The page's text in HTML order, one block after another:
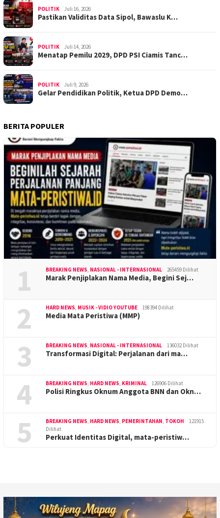
POLITIK Juli 16, 2026
Pastikan Validitas Data Sipol, Bawaslu K…
POLITIK Juli 14, 2026
Menatap Pemilu 2029, DPD PSI Ciamis Tanc…
POLITIK Juli 9, 2026
Gelar Pendidikan Politik, Ketua DPD Demo…
BERITA POPULER
1 BREAKING NEWS, NASIONAL - INTERNASIONAL 265459 Dilihat
Marak Penjiplakan Nama Media, Begini Sej…
2 HARD NEWS, MUSIK - VIDIO YOUTUBE 198394 Dilihat
Media Mata Peristiwa (MMP)
3 BREAKING NEWS, NASIONAL - INTERNASIONAL 136032 Dilihat
Transformasi Digital: Perjalanan dari ma…
4 BREAKING NEWS, HARD NEWS, KRIMINAL 126906 Dilihat
Polisi Ringkus Oknum Anggota BNN dan Okn…
5 BREAKING NEWS, HARD NEWS, PEMERINTAHAN, TOKOH
121915
Dilihat
Perkuat Identitas Digital, mata-peristiw…